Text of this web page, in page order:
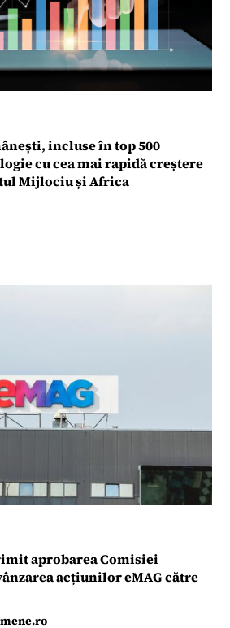
incluse în top 500
cu cea mai rapidă creștere
Mijlociu și Africa
aprobarea Comisiei
acțiunilor eMAG către